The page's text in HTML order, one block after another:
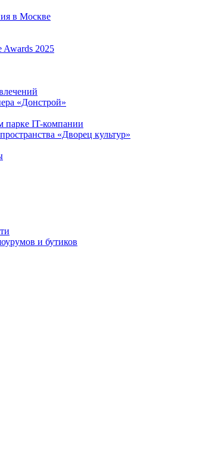
в Москве
2025
«Донстрой»
парке IT-компании
«Дворец культур»
и бутиков